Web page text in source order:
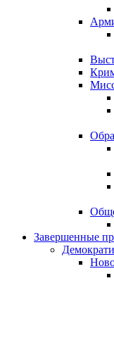
Завершенные